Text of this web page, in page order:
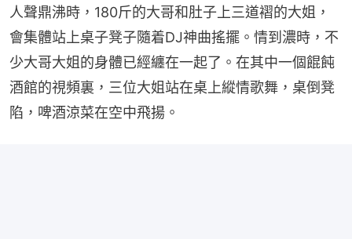
人聲鼎沸時，180斤的大哥和肚子上三道褶的大姐，
會集體站上桌子凳子隨着DJ神曲搖擺。情到濃時，不
少大哥大姐的身體已經纏在一起了。在其中一個餛飩
酒館的視頻裏，三位大姐站在桌上縱情歌舞，桌倒凳
陷，啤酒涼菜在空中飛揚。